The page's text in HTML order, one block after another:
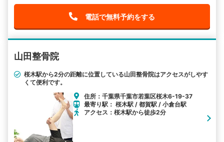
電話で無料予約をする
山田整骨院
桜木駅から2分の距離に位置している山田整骨院はアクセスがしやす
くて便利です。
住所：千葉県千葉市若葉区桜木6-19-37
最寄り駅： 桜木駅 / 都賀駅 / 小倉台駅
アクセス：桜木駅から徒歩2分